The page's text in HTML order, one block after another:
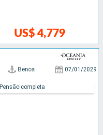
US$ 4,779
Benoa 07/01/2029
Pensão completa